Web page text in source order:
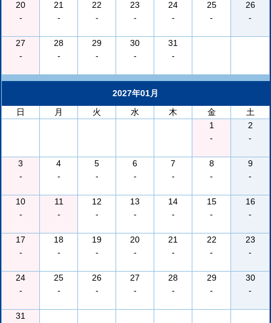
20
-
21
-
22
-
23
-
24
-
25
-
26
-
27
-
28
-
29
-
30
-
31
-
2027年01月
日
月 火 水 木 金
土
1
-
2
-
3
-
4
-
5
-
6
-
7
-
8
-
9
-
10
-
11
-
12
-
13
-
14
-
15
-
16
-
17
-
18
-
19
-
20
-
21
-
22
-
23
-
24
-
25
-
26
-
27
-
28
-
29
-
30
-
31